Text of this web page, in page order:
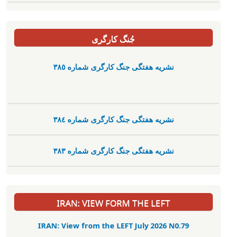
جُنگ کارگری
نشریە هفتگی جنگ کارگری شمارە ٣٨٥
نشریە هفتگی جنگ کارگری شمارە ٣٨٤
نشریە هفتگی جنگ کارگری شمارە ٣٨٣
IRAN: VIEW FORM THE LEFT
IRAN: View from the LEFT July 2026 N0.79